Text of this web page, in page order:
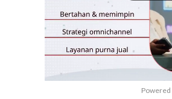
Powered